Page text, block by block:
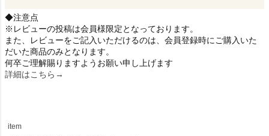
◆注意点
※レビューの投稿は会員様限定となっております。
また、レビューをご記入いただけるのは、会員登録時にご購入いた
だいた商品のみとなります。
何卒ご理解賜りますようお願い申し上げます
詳細はこちら→
item